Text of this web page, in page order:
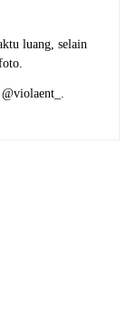
luang, selain